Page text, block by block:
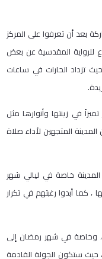
بعد أن تعرفوا على المركز
للرواية المقدسية عن بعض
تزداد الحارات في ساعات
.
في زينتها وأنوارها مثل
المتجهين لأداء صلاة
خاصة في ليالي شهر
كما أبدوا رغبتهم في تكرار
وخاصة في شهر رمضان إلى
ستكون الجولة القادمة